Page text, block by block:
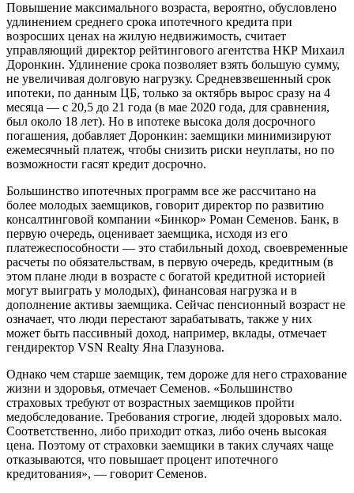
Повышение максимального возраста, вероятно, обусловлено
удлинением среднего срока ипотечного кредита при
возросших ценах на жилую недвижимость, считает
управляющий директор рейтингового агентства НКР Михаил
Доронкин. Удлинение срока позволяет взять большую сумму,
не увеличивая долговую нагрузку. Средневзвешенный срок
ипотеки, по данным ЦБ, только за октябрь вырос сразу на 4
месяца — с 20,5 до 21 года (в мае 2020 года, для сравнения,
был около 18 лет). Но в ипотеке высока доля досрочного
погашения, добавляет Доронкин: заемщики минимизируют
ежемесячный платеж, чтобы снизить риски неуплаты, но по
возможности гасят кредит досрочно.
Большинство ипотечных программ все же рассчитано на
более молодых заемщиков, говорит директор по развитию
консалтинговой компании «Бинкор» Роман Семенов. Банк, в
первую очередь, оценивает заемщика, исходя из его
платежеспособности — это стабильный доход, своевременные
расчеты по обязательствам, в первую очередь, кредитным (в
этом плане люди в возрасте с богатой кредитной историей
могут выиграть у молодых), финансовая нагрузка и в
дополнение активы заемщика. Сейчас пенсионный возраст не
означает, что люди перестают зарабатывать, также у них
может быть пассивный доход, например, вклады, отмечает
гендиректор VSN Realty Яна Глазунова.
Однако чем старше заемщик, тем дороже для него страхование
жизни и здоровья, отмечает Семенов. «Большинство
страховых требуют от возрастных заемщиков пройти
медобследование. Требования строгие, людей здоровых мало.
Соответственно, либо приходит отказ, либо очень высокая
цена. Поэтому от страховки заемщики в таких случаях чаще
отказываются, что повышает процент ипотечного
кредитования», — говорит Семенов.